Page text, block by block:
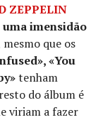
ZEPPELIN
imensidão
mesmo que os
«You
tenham
do álbum é
viriam a fazer